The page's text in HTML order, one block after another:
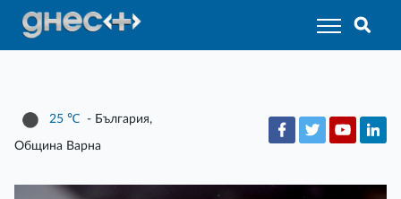
25 ℃ - България,
Община Варна